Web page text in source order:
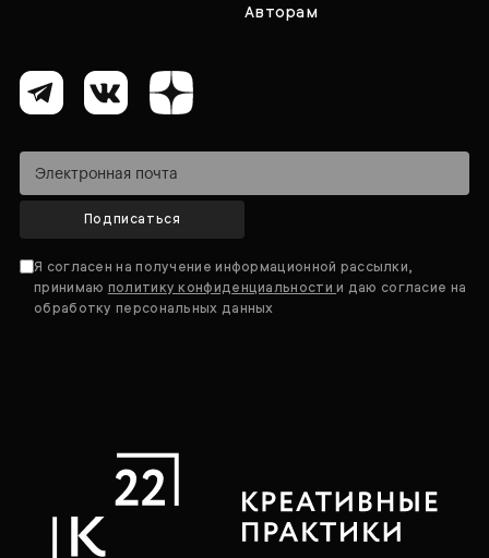
Авторам
Подписаться
Я согласен на получение информационной рассылки,
принимаю политику конфиденциальностии даю согласие на
обработку персональных данных